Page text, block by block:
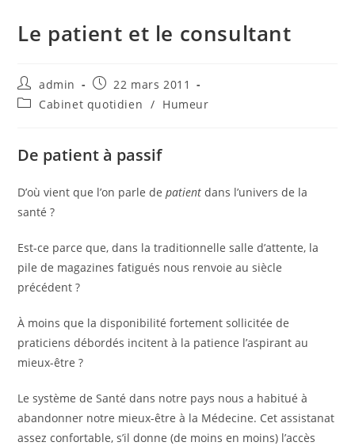
Le patient et le consultant
Auteur/autrice
de
la
admin
Publication
publiée :
22 mars 2011
PostCabinet quotidien / Humeur
De patient à passif
D’où vient que l’on parle depatient dans l’univers de la
santé ?
Est-ce parce que, dans la traditionnelle salle d’attente, la
pile de magazines fatigués nous renvoie au siècle
précédent ?
À moins que la disponibilité fortement sollicitée de
praticiens débordés incitent à la patience l’aspirant au
mieux-être ?
Le système de Santé dans notre pays nous a habitué à
abandonner notre mieux-être à la Médecine. Cet assistanat
assez confortable, s’il donne (de moins en moins) l’accès